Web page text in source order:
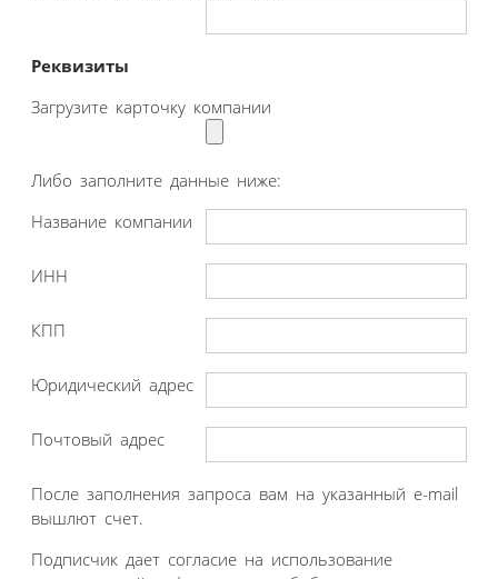
Реквизиты
Загрузите карточку компании
Либо заполните данные ниже:
Название компании
ИНН
КПП
Юридический адрес
Почтовый адрес
После заполнения запроса вам на указанный e-mail
вышлют счет.
Подписчик дает согласие на использование